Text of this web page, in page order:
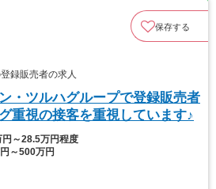
保存する
録販売者の求人
・ツルハグループで登録販売者
重視の接客を重視しています♪
円～28.5万円程度
～500万円